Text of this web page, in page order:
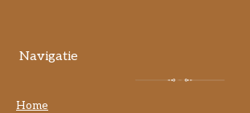
Navigatie
Home